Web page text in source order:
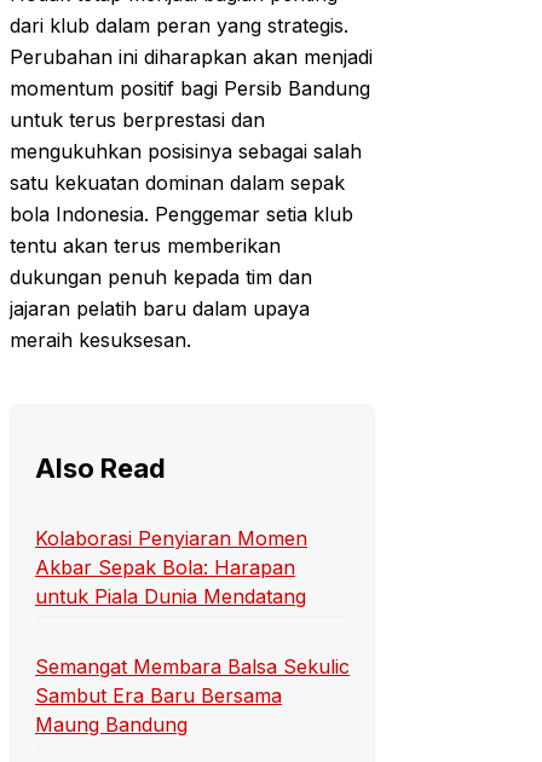
dari klub dalam peran yang strategis.
Perubahan ini diharapkan akan menjadi
momentum positif bagi Persib Bandung
untuk terus berprestasi dan
mengukuhkan posisinya sebagai salah
satu kekuatan dominan dalam sepak
bola Indonesia. Penggemar setia klub
tentu akan terus memberikan
dukungan penuh kepada tim dan
jajaran pelatih baru dalam upaya
meraih kesuksesan.
Also Read
Kolaborasi Penyiaran Momen
Akbar Sepak Bola: Harapan
untuk Piala Dunia Mendatang
Semangat Membara Balsa Sekulic
Sambut Era Baru Bersama
Maung Bandung